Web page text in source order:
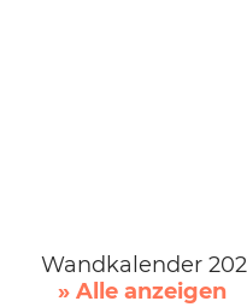
Wandkalender
» Alle anzeigen